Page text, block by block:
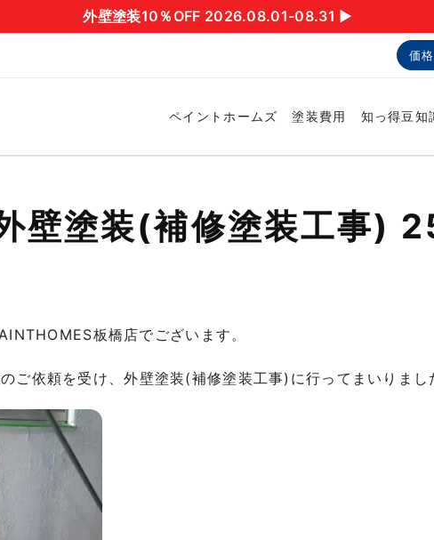
外壁塗装10％OFF 2026.08.01-08.31 ▶︎
価
ペイントホームズ 塗装費用 知っ得豆知
壁塗装(補修塗装工事)
板橋店でございます。
ご依頼を受け、外壁塗装(補修塗装工事)に行ってまいりまし